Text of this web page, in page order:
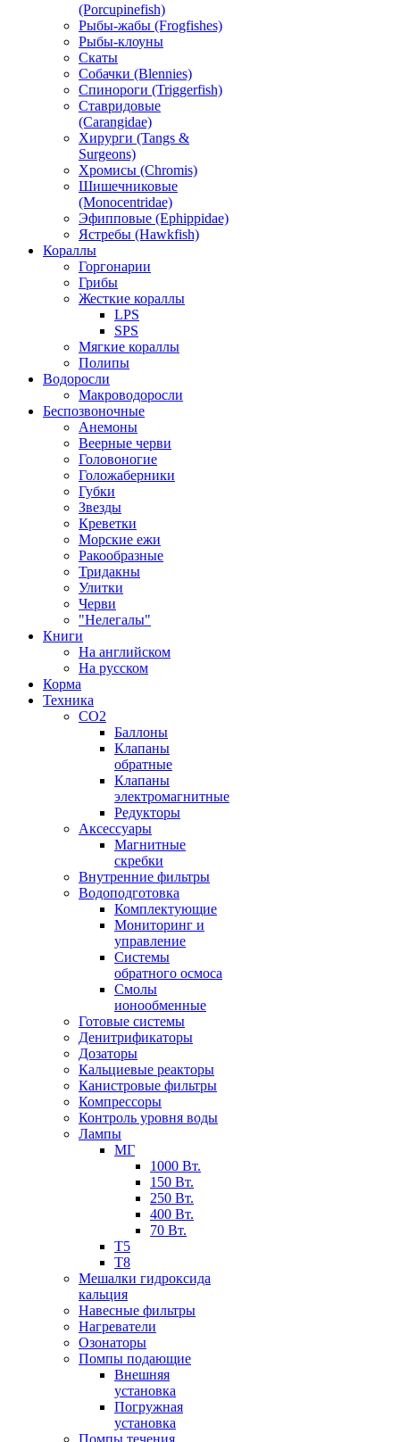
(Porcupinefish)
Рыбы-жабы (Frogfishes)
Рыбы-клоуны
Скаты
Собачки (Blennies)
Спинороги (Triggerfish)
Ставридовые
(Carangidae)
Хирурги (Tangs &
Surgeons)
Хромисы (Chromis)
Шишечниковые
(Monocentridae)
Эфипповые (Ephippidae)
Ястребы (Hawkfish)
Кораллы
Горгонарии
Грибы
Жесткие кораллы
LPS
SPS
Мягкие кораллы
Полипы
Водоросли
Макроводоросли
Беспозвоночные
Анемоны
Веерные черви
Головоногие
Голожаберники
Губки
Звезды
Креветки
Морские ежи
Ракообразные
Тридакны
Улитки
Черви
"Нелегалы"
Книги
На английском
На русском
Корма
Техника
CO2
Баллоны
Клапаны
обратные
Клапаны
электромагнитные
Редукторы
Аксессуары
Магнитные
скребки
Внутренние фильтры
Водоподготовка
Комплектующие
Мониторинг и
управление
Системы
обратного осмоса
Смолы
ионообменные
Готовые системы
Денитрификаторы
Дозаторы
Кальциевые реакторы
Канистровые фильтры
Компрессоры
Контроль уровня воды
Лампы
МГ
1000 Вт.
150 Вт.
250 Вт.
400 Вт.
70 Вт.
Т5
Т8
Мешалки гидроксида
кальция
Навесные фильтры
Нагреватели
Озонаторы
Помпы подающие
Внешняя
установка
Погружная
установка
Помпы течения